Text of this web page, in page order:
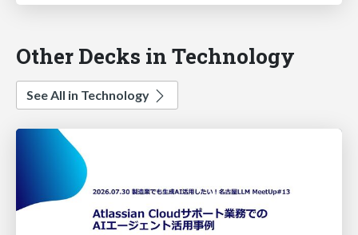
Other Decks in Technology
See All in Technology